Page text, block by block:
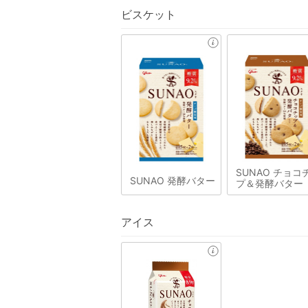
ビスケット
SUNAO 発酵バター
SUNAO チョコ
プ＆発酵バター
アイス